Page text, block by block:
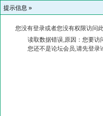
提示信息 »
您没有登录或者您没有权限访问
读取数据错误,原因：您要访
您还不是论坛会员,请先登录